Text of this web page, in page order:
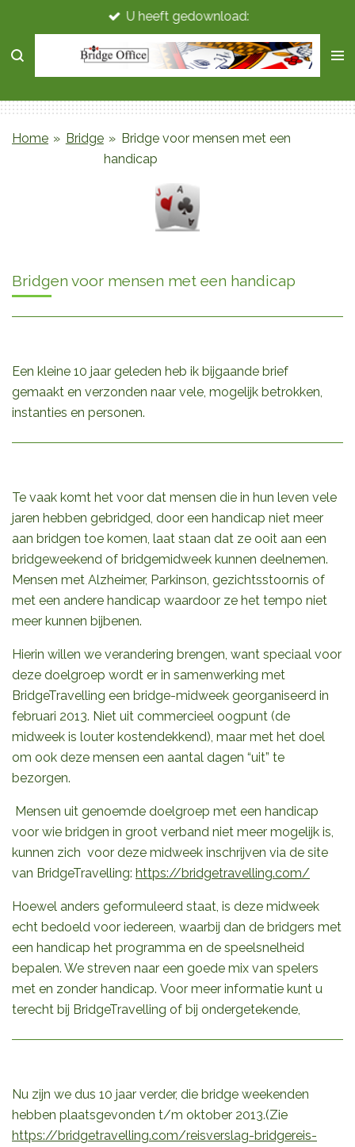
direct
naar
hoofdinhoud
U heeft gedownload:
Home » Bridge » Bridge voor mensen met een
handicap
Bridgen voor mensen met een handicap
Een kleine 10 jaar geleden heb ik bijgaande brief
gemaakt en verzonden naar vele, mogelijk betrokken,
instanties en personen.
Te vaak komt het voor dat mensen die in hun leven vele
jaren hebben gebridged, door een handicap niet meer
aan bridgen toe komen, laat staan dat ze ooit aan een
bridgeweekend of bridgemidweek kunnen deelnemen.
Mensen met Alzheimer, Parkinson, gezichtsstoornis of
met een andere handicap waardoor ze het tempo niet
meer kunnen bijbenen.
Hierin willen we verandering brengen, want speciaal voor
deze doelgroep wordt er in samenwerking met
BridgeTravelling een bridge-midweek georganiseerd in
februari 2013. Niet uit commercieel oogpunt (de
midweek is louter kostendekkend), maar met het doel
om ook deze mensen een aantal dagen “uit” te
bezorgen.
Mensen uit genoemde doelgroep met een handicap
voor wie bridgen in groot verband niet meer mogelijk is,
kunnen zich voor deze midweek inschrijven via de site
van BridgeTravelling: https://bridgetravelling.com/
Hoewel anders geformuleerd staat, is deze midweek
echt bedoeld voor iedereen, waarbij dan de bridgers met
een handicap het programma en de speelsnelheid
bepalen. We streven naar een goede mix van spelers
met en zonder handicap. Voor meer informatie kunt u
terecht bij BridgeTravelling of bij ondergetekende,
Nu zijn we dus 10 jaar verder, die bridge weekenden
hebben plaatsgevonden t/m oktober 2013.(Zie
https://bridgetravelling.com/reisverslag-bridgereis-